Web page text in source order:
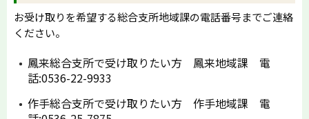
お受け取りを希望する総合支所地域課の電話番号までご連絡
ください。
鳳来総合支所で受け取りたい方 鳳来地域課 電
話:0536-22-9933
作手総合支所で受け取りたい方 作手地域課 電